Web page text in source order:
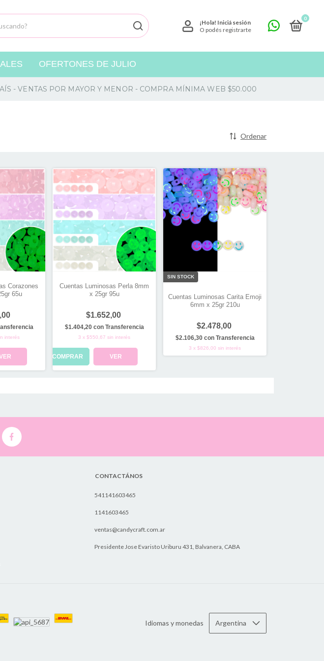
¡Hola! Iniciá sesión
O podés registrarte
0
OFERTONES DE JULIO
- VENTAS POR MAYOR Y MENOR - COMPRA MÍNIMA WEB $50.000
Ordenar
Corazones
65u
interés
Cuentas Luminosas Perla 8mm
x 25gr 95u
$1.652,00
$1.404,20 con Transferencia
3 x $550,67 sin interés
COMPRAR VER
SIN STOCK
Cuentas Luminosas Carita Emoji
6mm x 25gr 210u
$2.478,00
$2.106,30 con Transferencia
3 x $826,00 sin interés
CONTACTÁNOS
541141603465
1141603465
ventas@candycraft.com.ar
Presidente Jose Evaristo Uriburu 431, Balvanera, CABA
Idiomas y monedas